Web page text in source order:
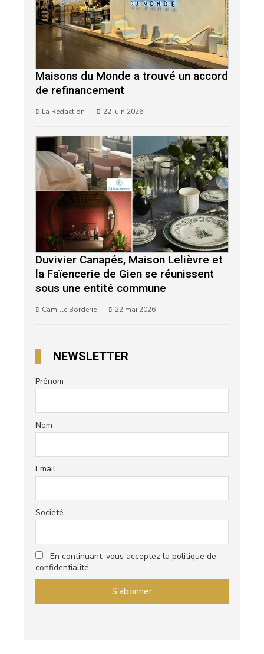
Maisons du Monde a trouvé un accord
de refinancement
La Rédaction 22 juin 2026
Duvivier Canapés, Maison Lelièvre et
la Faïencerie de Gien se réunissent
sous une entité commune
Camille Borderie 22 mai 2026
NEWSLETTER
Prénom
Nom
Email
Société
En continuant, vous acceptez la politique de
confidentialité